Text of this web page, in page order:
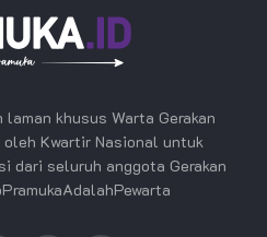
laman khusus Warta Gerakan
oleh Kwartir Nasional untuk
dari seluruh anggota Gerakan